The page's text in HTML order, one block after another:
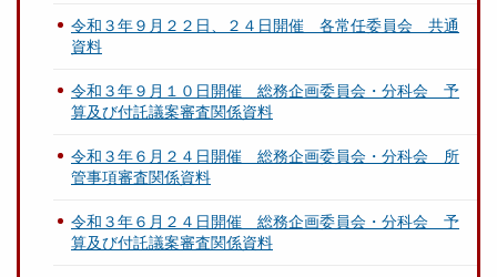
令和３年９月２２日、２４日開催 各常任委員会 共通
資料
令和３年９月１０日開催 総務企画委員会・分科会 予
算及び付託議案審査関係資料
令和３年６月２４日開催 総務企画委員会・分科会 所
管事項審査関係資料
令和３年６月２４日開催 総務企画委員会・分科会 予
算及び付託議案審査関係資料